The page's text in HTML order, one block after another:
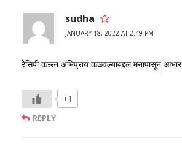
sudha
JANUARY 18, 2022 AT 2:49 PM
रेसिपी करून अभिप्राय कळवल्याबद्दल मनापासून आभार
+1
REPLY